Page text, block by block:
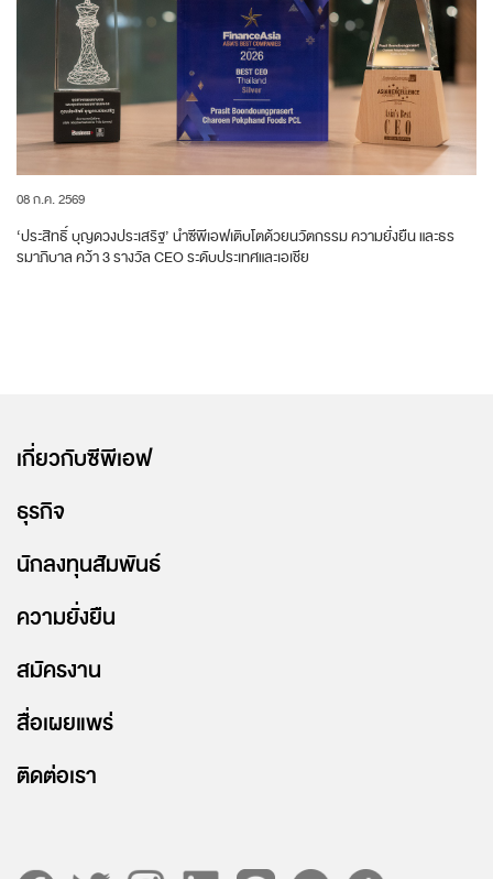
08 ก.ค. 2569
‘ประสิทธิ์ บุญดวงประเสริฐ’ นำซีพีเอฟเติบโตด้วยนวัตกรรม ความยั่งยืน และธร
รมาภิบาล คว้า 3 รางวัล CEO ระดับประเทศและเอเชีย
เกี่ยวกับซีพีเอฟ
ธุรกิจ
นักลงทุนสัมพันธ์
ความยั่งยืน
สมัครงาน
สื่อเผยแพร่
ติดต่อเรา